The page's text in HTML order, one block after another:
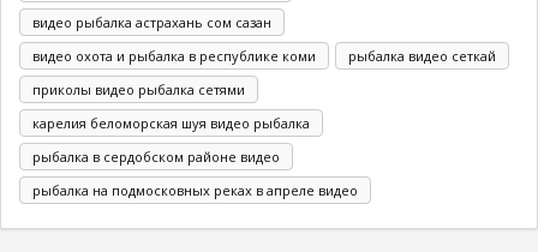
видео рыбалка астрахань сом сазан
видео охота и рыбалка в республике коми
рыбалка видео сеткай
приколы видео рыбалка сетями
карелия беломорская шуя видео рыбалка
рыбалка в сердобском районе видео
рыбалка на подмосковных реках в апреле видео